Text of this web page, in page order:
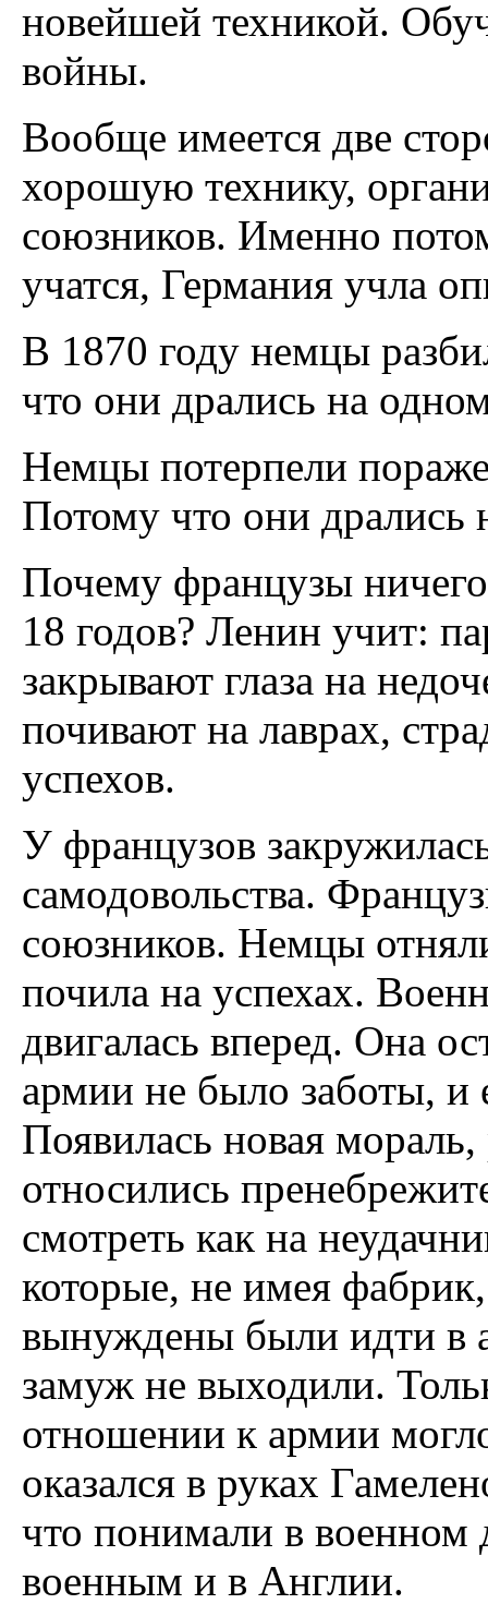
новейшей техникой.
войны.
Вообще имеется две
хорошую технику,
союзников. Именно
учатся, Германия учла
В 1870 году немцы
что они дрались на
Немцы потерпели
Потому что они дрались
Почему французы
18 годов? Ленин учит:
закрывают глаза на
почивают на лаврах,
успехов.
У французов
самодовольства.
союзников. Немцы
почила на успехах.
двигалась вперед. Она
армии не было заботы,
Появилась новая
относились
смотреть как на
которые, не имея
вынуждены были идти в
замуж не выходили.
отношении к армии
оказался в руках
что понимали в военном
военным и в Англии.